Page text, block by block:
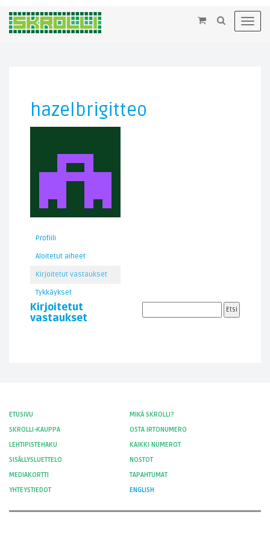
×
hazelbrigitteo
Profiili
Aloitetut aiheet
Kirjoitetut vastaukset
Tykkäykset
Kirjoitetut
vastaukset
ETUSIVU
MIKÄ SKROLLI?
SKROLLI-KAUPPA
OSTA IRTONUMERO
LEHTIPISTEHAKU
KAIKKI NUMEROT
SISÄLLYSLUETTELO
NOSTOT
MEDIAKORTTI
TAPAHTUMAT
YHTEYSTIEDOT
ENGLISH